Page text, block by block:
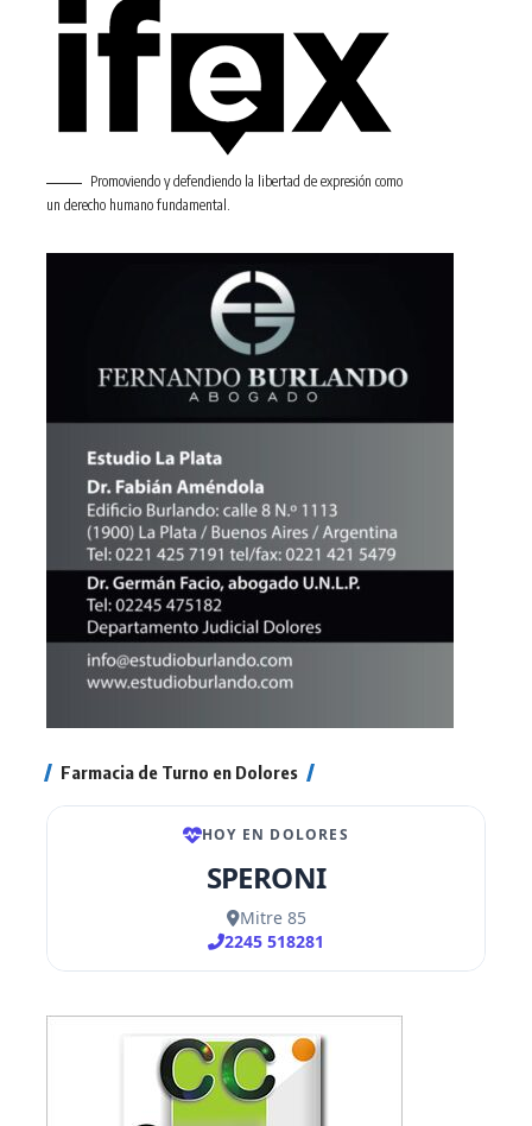
Promoviendo y defendiendo la libertad de expresión como
un derecho humano fundamental.
Farmacia de Turno en Dolores